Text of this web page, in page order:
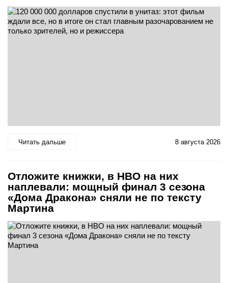
Читать дальше 8 августа 2026
Отложите книжки, в HBO на них
наплевали: мощный финал 3 сезона
«Дома Дракона» сняли не по тексту
Мартина